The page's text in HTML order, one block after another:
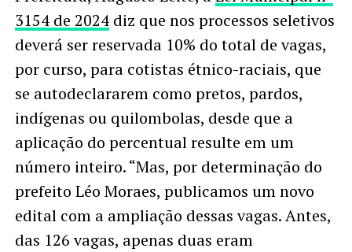
3154 de 2024diz que nos processos seletivos
deverá ser reservada 10% do total de vagas,
por curso, para cotistas étnico-raciais, que
se autodeclararem como pretos, pardos,
indígenas ou quilombolas, desde que a
aplicação do percentual resulte em um
número inteiro. “Mas, por determinação do
prefeito Léo Moraes, publicamos um novo
edital com a ampliação dessas vagas. Antes,
das 126 vagas, apenas duas eram